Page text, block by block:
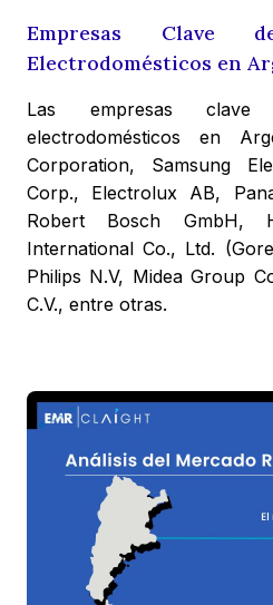
Empresas Clave
Electrodomésticos en
Las empresas
electrodomésticos en
Corporation, Samsung
Corp., Electrolux AB,
Robert Bosch GmbH,
International Co., Ltd.
Philips N.V, Midea Group
C.V., entre otras.